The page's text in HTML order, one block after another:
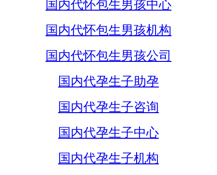
国内代怀包生男孩中心
国内代怀包生男孩机构
国内代怀包生男孩公司
国内代孕生子助孕
国内代孕生子咨询
国内代孕生子中心
国内代孕生子机构